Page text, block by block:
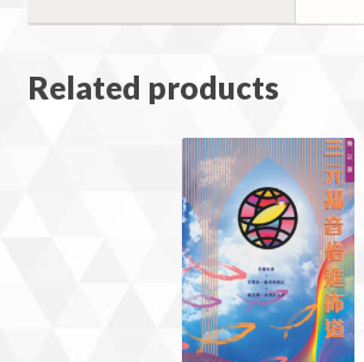
Related products